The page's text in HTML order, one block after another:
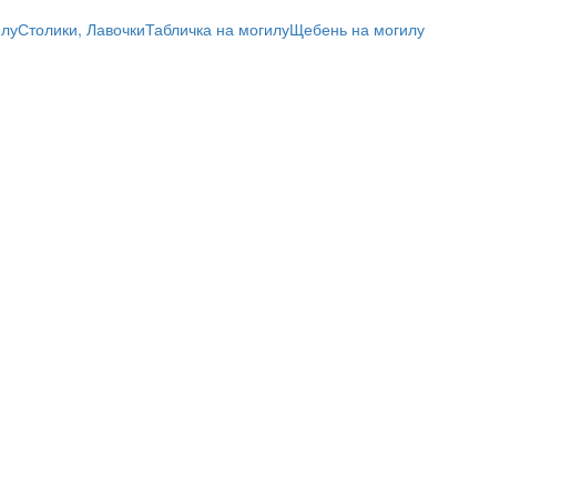
Столики, ЛавочкиТабличка на могилуЩебень на могилу